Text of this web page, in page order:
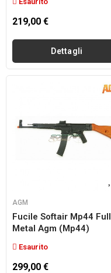
219,00 €
Dettagli
AGM
Fucile Softair Mp44 Full
Metal Agm (mp44)
Esaurito
299,00 €